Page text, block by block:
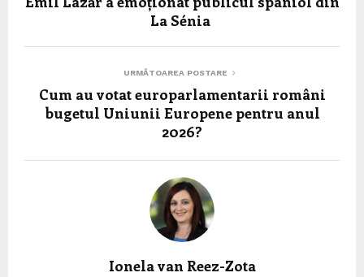
La Sénia
URMĂTOAREA POSTARE
Cum au votat europarlamentarii români
bugetul Uniunii Europene pentru anul
2026?
Ionela van Reez-Zota